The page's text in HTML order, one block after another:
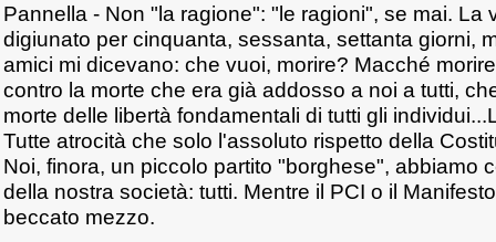
Pannella - Non "la ragione": "le ragioni", se mai. La
digiunato per cinquanta, sessanta, settanta giorni,
amici mi dicevano: che vuoi, morire? Macché
contro la morte che era già addosso a noi a tutti,
morte delle libertà fondamentali di tutti gli
Tutte atrocità che solo l'assoluto rispetto della
Noi, finora, un piccolo partito "borghese", abbiamo
della nostra società: tutti. Mentre il PCI o il
beccato mezzo.